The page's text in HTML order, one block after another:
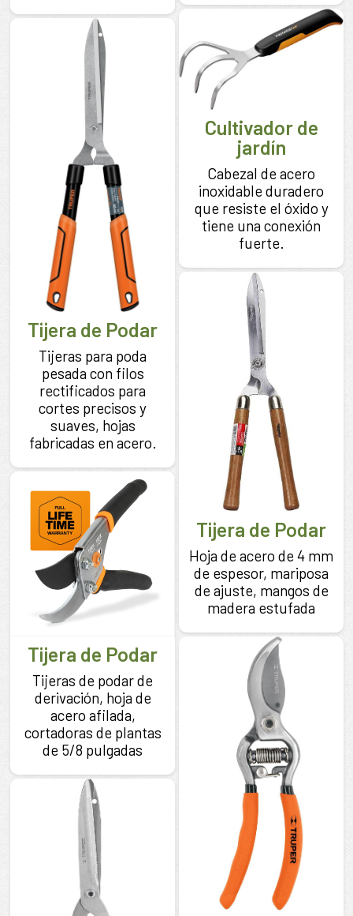
Cultivador de
jardín
Cabezal de acero
inoxidable duradero
que resiste el óxido y
tiene una conexión
fuerte.
Tijera de Podar
Tijeras para poda
pesada con filos
rectificados para
cortes precisos y
suaves, hojas
fabricadas en acero.
Tijera de Podar
Hoja de acero de 4 mm
de espesor, mariposa
de ajuste, mangos de
madera estufada
Tijera de Podar
Tijeras de podar de
derivación, hoja de
acero afilada,
cortadoras de plantas
de 5/8 pulgadas